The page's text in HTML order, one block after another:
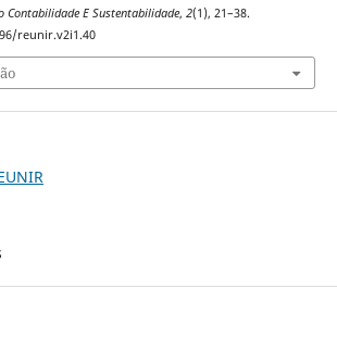
Contabilidade E Sustentabilidade, 2(1), 21–38.
reunir.v2i1.40